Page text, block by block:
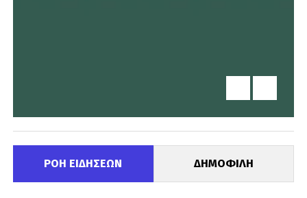
ΡΟΗ ΕΙΔΗΣΕΩΝ ΔΗΜΟΦΙΛΗ